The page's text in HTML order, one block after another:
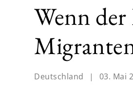
Wenn
Deutschland | 03. Mai